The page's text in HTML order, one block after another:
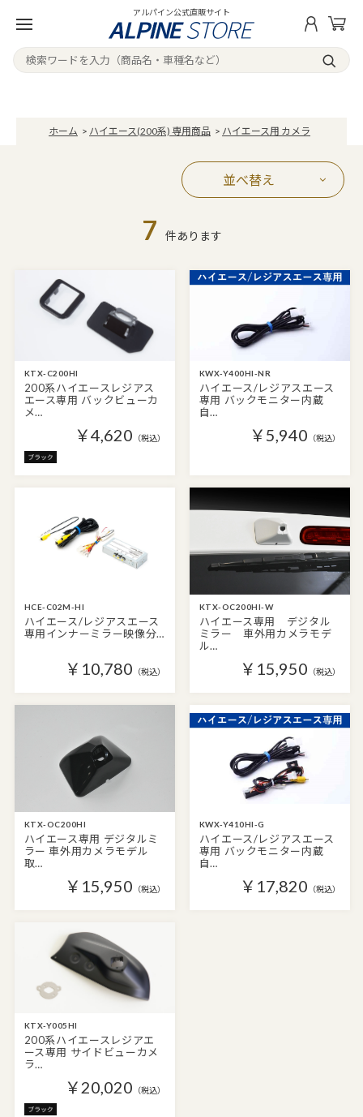
アルパイン公式直販サイト
ホーム > ハイエース(200系) 専用商品 > ハイエース用 カメラ
並べ替え
7 件あります
KTX-C200HI
200系ハイエースレジアス
エース専用 バックビューカ
メ…
￥4,620 （税込）
KWX-Y400HI-NR
ハイエース/レジアスエース
専用 バックモニター内蔵
自…
￥5,940 （税込）
HCE-C02M-HI
ハイエース/レジアスエース
専用インナーミラー映像分…
￥10,780 （税込）
KTX-OC200HI-W
ハイエース専用 デジタル
ミラー 車外用カメラモデ
ル…
￥15,950 （税込）
KTX-OC200HI
ハイエース専用 デジタルミ
ラー 車外用カメラモデル
取…
￥15,950 （税込）
KWX-Y410HI-G
ハイエース/レジアスエース
専用 バックモニター内蔵
自…
￥17,820 （税込）
KTX-Y005HI
200系ハイエースレジアエ
ース専用 サイドビューカメ
ラ…
￥20,020 （税込）